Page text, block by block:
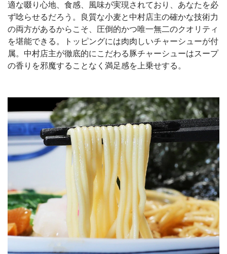
適な啜り心地、食感、風味が実現されており、あなたを必
ず唸らせるだろう。良質な小麦と中村店主の確かな技術力
の両方があるからこそ、圧倒的かつ唯一無二のクオリティ
を堪能できる。トッピングには肉肉しいチャーシューが付
属。中村店主が徹底的にこだわる豚チャーシューはスープ
の香りを邪魔することなく満足感を上乗せする。